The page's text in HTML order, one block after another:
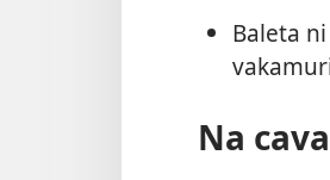
Baleta
Na